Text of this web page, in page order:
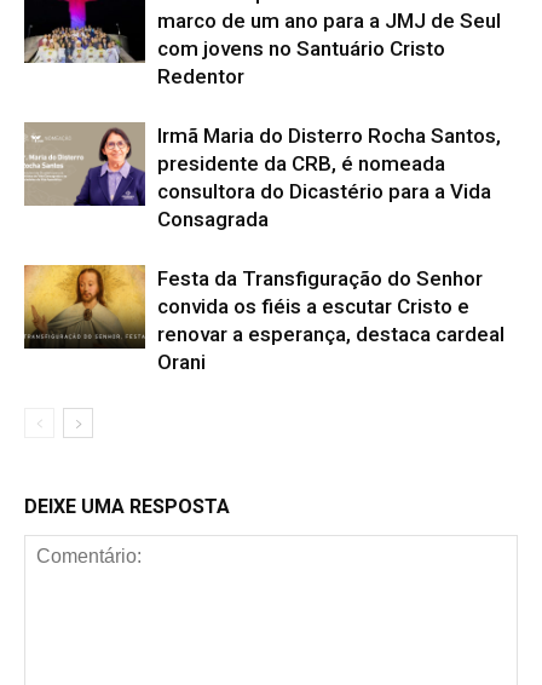
marco de um ano para a JMJ de Seul
com jovens no Santuário Cristo
Redentor
Irmã Maria do Disterro Rocha Santos,
presidente da CRB, é nomeada
consultora do Dicastério para a Vida
Consagrada
Festa da Transfiguração do Senhor
convida os fiéis a escutar Cristo e
renovar a esperança, destaca cardeal
Orani
DEIXE UMA RESPOSTA